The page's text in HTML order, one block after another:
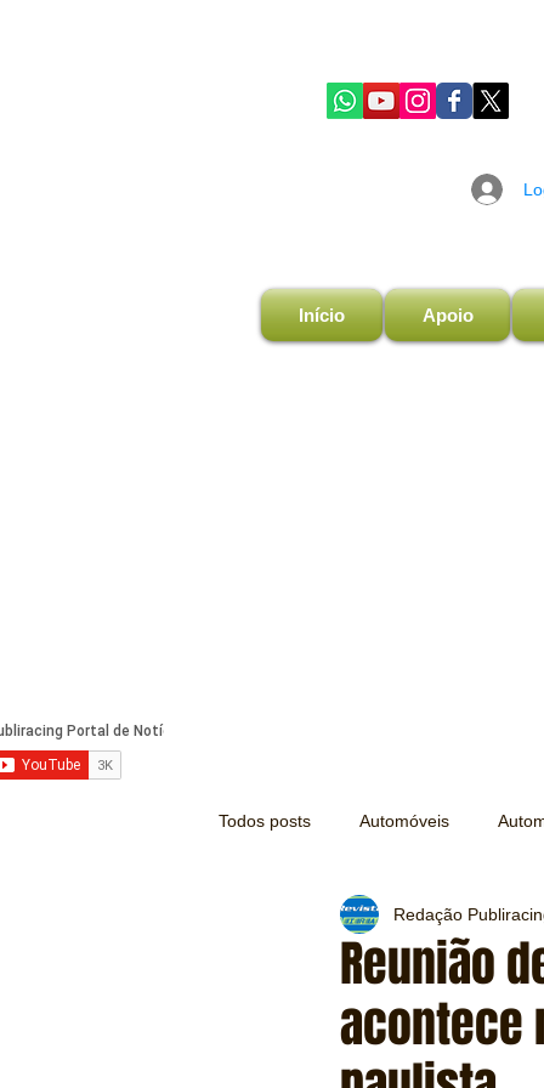
Início Apoio
Todos posts Automóveis
Turismo Lazer
Mecânica e Peças Segurança
Reunião
acontece
Redação